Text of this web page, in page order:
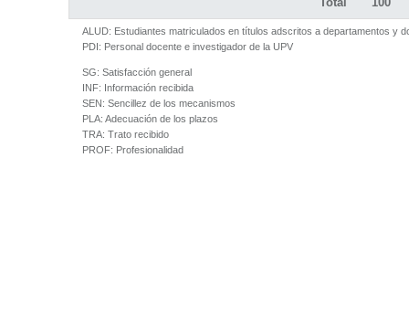
ALUD: Estudiantes matriculados en títulos adscritos a departamentos y
PDI: Personal docente e investigador de la UPV
SG: Satisfacción general
INF: Información recibida
SEN: Sencillez de los mecanismos
PLA: Adecuación de los plazos
TRA: Trato recibido
PROF: Profesionalidad